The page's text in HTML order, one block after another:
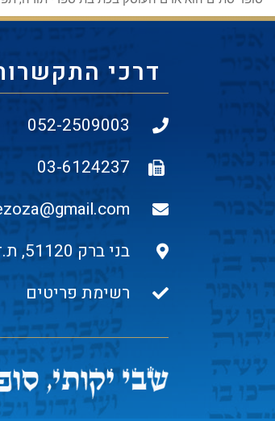
דרכי
052-2509003
03-6124237
בני ברק 51120, ת.ד. 2118
רשימת פריטים